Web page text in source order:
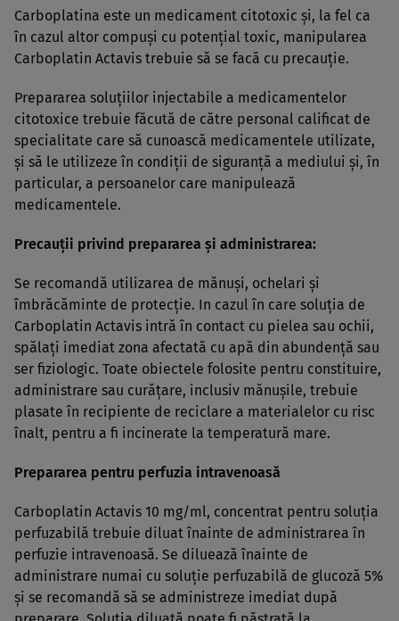
Carboplatina este un medicament citotoxic şi, la fel ca
în cazul altor compuşi cu potenţial toxic, manipularea
Carboplatin Actavis trebuie să se facă cu precauţie.
Prepararea soluţiilor injectabile a medicamentelor
citotoxice trebuie făcută de către personal calificat de
specialitate care să cunoască medicamentele utilizate,
şi să le utilizeze în condiţii de siguranţă a mediului şi, în
particular, a persoanelor care manipulează
medicamentele.
Precauţii privind prepararea şi administrarea:
Se recomandă utilizarea de mănuşi, ochelari şi
îmbrăcăminte de protecţie. In cazul în care soluţia de
Carboplatin Actavis intră în contact cu pielea sau ochii,
spălaţi imediat zona afectată cu apă din abundenţă sau
ser fiziologic. Toate obiectele folosite pentru constituire,
administrare sau curăţare, inclusiv mănuşile, trebuie
plasate în recipiente de reciclare a materialelor cu risc
înalt, pentru a fi incinerate la temperatură mare.
Prepararea pentru perfuzia intravenoasă
Carboplatin Actavis 10 mg/ml, concentrat pentru soluţia
perfuzabilă trebuie diluat înainte de administrarea în
perfuzie intravenoasă. Se diluează înainte de
administrare numai cu soluţie perfuzabilă de glucoză 5%
şi se recomandă să se administreze imediat după